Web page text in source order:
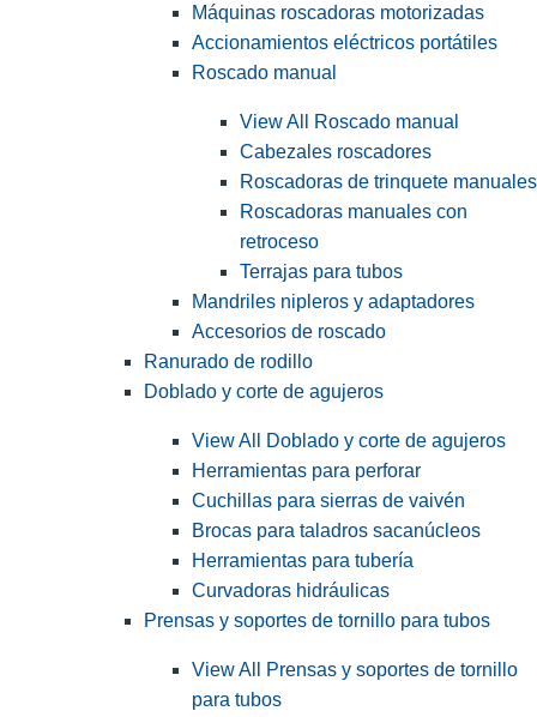
Máquinas roscadoras motorizadas
Accionamientos eléctricos portátiles
Roscado manual
View All Roscado manual
Cabezales roscadores
Roscadoras de trinquete manuales
Roscadoras manuales con
retroceso
Terrajas para tubos
Mandriles nipleros y adaptadores
Accesorios de roscado
Ranurado de rodillo
Doblado y corte de agujeros
View All Doblado y corte de agujeros
Herramientas para perforar
Cuchillas para sierras de vaivén
Brocas para taladros sacanúcleos
Herramientas para tubería
Curvadoras hidráulicas
Prensas y soportes de tornillo para tubos
View All Prensas y soportes de tornillo
para tubos